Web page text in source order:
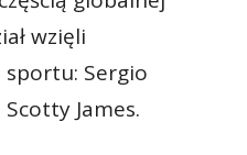
wzięli
Sergio
James.